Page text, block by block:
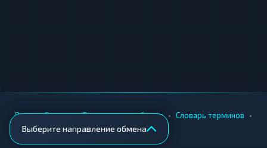
Выберите направление обмена
Вики • Города • Безопасность обмена • Словарь терминов •
AML-проверка